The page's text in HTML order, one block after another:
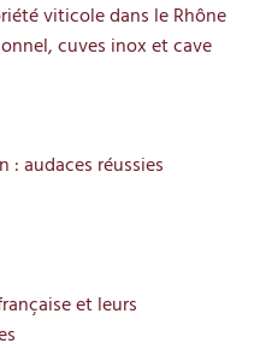
viticole dans le Rhône
cuves inox et cave
: audaces réussies
et leurs